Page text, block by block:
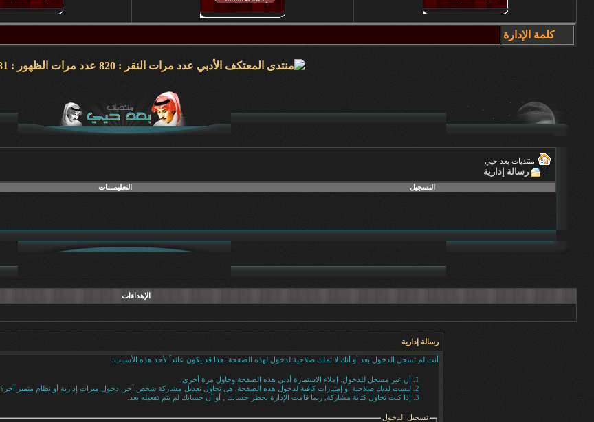
كلمة الإدارة
منتديات بعد حيي
رسالة إدارية
التسجيل
التعليمـــات
الإهداءات
رسالة إدارية
أنت لم تسجل الدخول بعد أو أنك لا تملك صلاحية لدخول لهذه الصفحة. هذا قد يكون عائداً لأحد هذه الأسباب:
أن غير مسجل للدخول. إملاء الاستمارة أدنى هذه الصفحة وحاول مرة أخرى.
ليست لديك صلاحية أو إمتيازات كافية لدخول هذه الصفحة. هل تحاول تعديل مشاركة شخص آخر, دخول ميزات إدارية أو نظام متميز آخر؟
إذا كنت تحاول كتابة مشاركة, ربما قامت الإدارة بحظر حسابك , أو أن حسابك لم يتم تفعيله بعد.
تسجيل الدخول